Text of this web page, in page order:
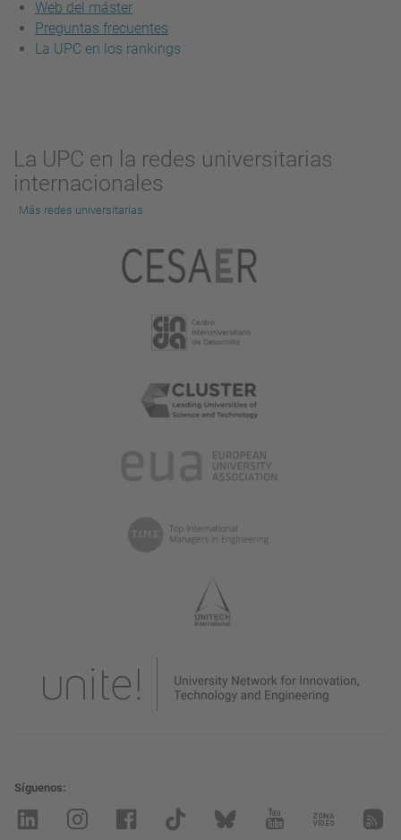
Web del máster
Preguntas frecuentes
La UPC en los rankings
La UPC en la redes universitarias
internacionales
Más redes universitarias
Síguenos